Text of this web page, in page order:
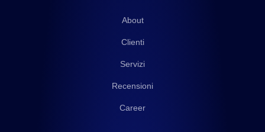
About
Clienti
Servizi
Recensioni
Career